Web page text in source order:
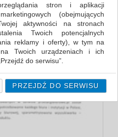
stron i aplikacji
(obejmujących
aktywności na stronach
Twoich potencjalnych
reklamy i oferty), w tym na
Twoich urządzeniach i ich
do serwisu”.
lub ograniczyć jej zakres, kliknij
wszelkie informacje o tym jak to
także na podstronie z
od 25 maja 2018.
ważna jest Państwa
jest dobrowolna i można ją w
PRZEJDŹ DO SERWISU